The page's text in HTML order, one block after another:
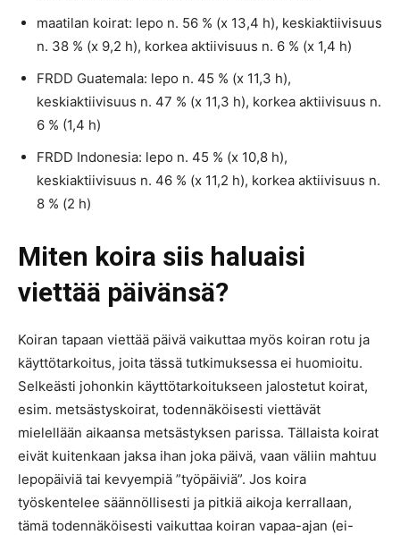
maatilan koirat: lepo n. 56 % (x 13,4 h), keskiaktiivisuus
n. 38 % (x 9,2 h), korkea aktiivisuus n. 6 % (x 1,4 h)
FRDD Guatemala: lepo n. 45 % (x 11,3 h),
keskiaktiivisuus n. 47 % (x 11,3 h), korkea aktiivisuus n.
6 % (1,4 h)
FRDD Indonesia: lepo n. 45 % (x 10,8 h),
keskiaktiivisuus n. 46 % (x 11,2 h), korkea aktiivisuus n.
8 % (2 h)
Miten koira siis haluaisi
viettää päivänsä?
Koiran tapaan viettää päivä vaikuttaa myös koiran rotu ja
käyttötarkoitus, joita tässä tutkimuksessa ei huomioitu.
Selkeästi johonkin käyttötarkoitukseen jalostetut koirat,
esim. metsästyskoirat, todennäköisesti viettävät
mielellään aikaansa metsästyksen parissa. Tällaista koirat
eivät kuitenkaan jaksa ihan joka päivä, vaan väliin mahtuu
lepopäiviä tai kevyempiä ”työpäiviä”. Jos koira
työskentelee säännöllisesti ja pitkiä aikoja kerrallaan,
tämä todennäköisesti vaikuttaa koiran vapaa-ajan (ei-